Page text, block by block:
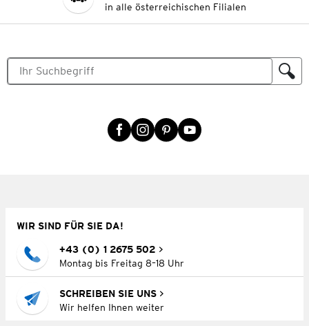
in alle österreichischen Filialen
WIR SIND FÜR SIE DA!
+43 (0) 1 2675 502
Montag bis Freitag 8–18 Uhr
SCHREIBEN SIE UNS
Wir helfen Ihnen weiter